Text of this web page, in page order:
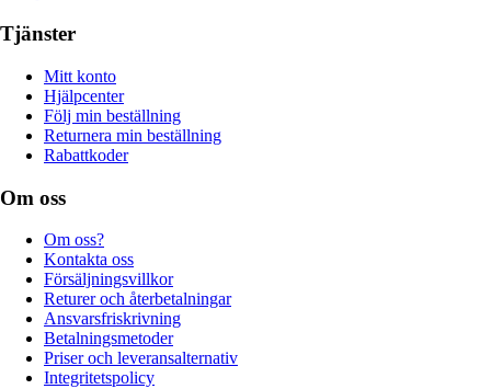
Tjänster
Mitt konto
Hjälpcenter
Följ min beställning
Returnera min beställning
Rabattkoder
Om oss
Om oss?
Kontakta oss
Försäljningsvillkor
Returer och återbetalningar
Ansvarsfriskrivning
Betalningsmetoder
Priser och leveransalternativ
Integritetspolicy